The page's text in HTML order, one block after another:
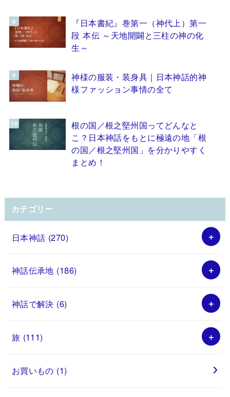
『日本書紀』巻第一（神代上）第一
段 本伝 ～天地開闢と三柱の神の化
生～
神様の服装・装身具｜日本神話的神
様ファッション事情の全て
根の国／根之堅州国ってどんなと
こ？日本神話をもとに極遠の地「根
の国／根之堅州国」を分かりやすく
まとめ！
カテゴリー
日本神話 (270)
神話伝承地 (186)
神話で解決 (6)
旅 (111)
お買いもの (1)